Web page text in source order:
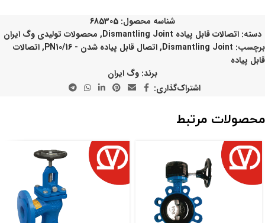
شناسه محصول: 685305
دسته: اتصالات قابل پیاده Dismantling Joint , محصولات تولیدی وگ ایران
برچسب: Dismantling Joint
,اتصال قابل پیاده شدن - PN10/16 ,اتصالات
قابل پیاده
برند: وگ ایران
اشتراک‌گذاری:
محصولات مرتبط